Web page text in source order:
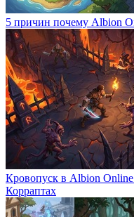
5 причин почему Albion
Кровопуск в Albion
Корраптах